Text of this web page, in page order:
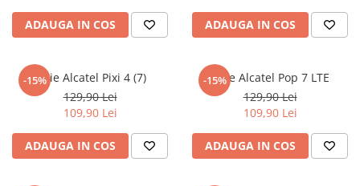
Intex
iQOO
Itel
Jolla
Lava
Leeco
Microsoft
Motorola
Nokia
OnePlus
Oukitel
Plum
Nissan
Opel
Peugeot
Porsche
Seat
Skoda
ADAUGA IN COS ADAUGA IN COS
-15%Folie Alcatel Pixi 4 (7)
129,90 Lei
109,90 Lei
ADAUGA IN COS
-15%
Folie Alcatel Pop 7 LTE
129,90 Lei
109,90 Lei
ADAUGA IN COS